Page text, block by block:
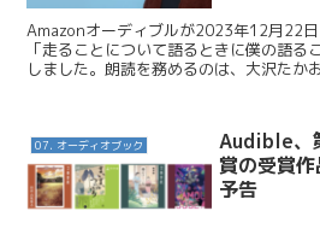
Amazonオーディブルが2023年12月22
「走ることについて語るときに僕の語る
しました。朗読を務めるのは、大沢たか
07. オーディオブック
Audible、
賞の受賞
予告